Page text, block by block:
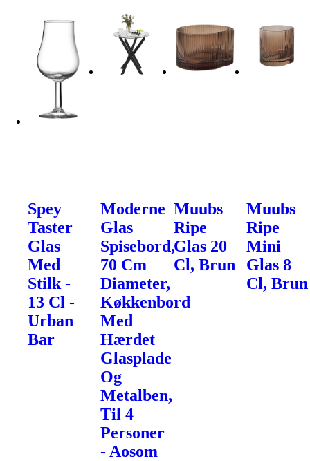
Spey
Taster
Glas
Med
Stilk -
13 Cl -
Urban
Bar
Moderne
Glas
Spisebord,
70 Cm
Diameter,
Køkkenbord
Med
Hærdet
Glasplade
Og
Metalben,
Til 4
Personer
- Aosom
Muubs
Ripe
Glas 20
Cl, Brun
Muubs
Ripe
Mini
Glas 8
Cl, Brun